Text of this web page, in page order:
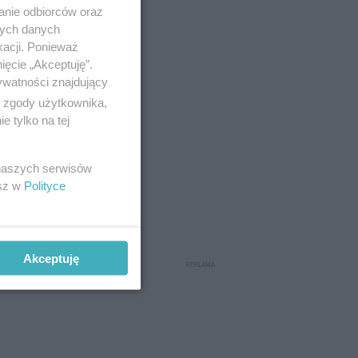
15-2-2025
11-2-2025
odbiorców oraz
danych
Ponieważ
„Akceptuję”.
znajdujący
użytkownika,
tylko na tej
serwisów
w Polityce
Akceptuję